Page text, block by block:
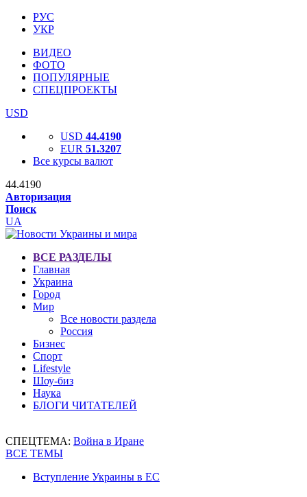
РУС
УКР
ВИДЕО
ФОТО
ПОПУЛЯРНЫЕ
СПЕЦПРОЕКТЫ
USD
USD 44.4190
EUR 51.3207
Все курсы валют
44.4190
Авторизация
Поиск
UA
ВСЕ РАЗДЕЛЫ
Главная
Украина
Город
Мир
Все новости раздела
Россия
Бизнес
Спорт
Lifestyle
Шоу-биз
Наука
БЛОГИ ЧИТАТЕЛЕЙ
СПЕЦТЕМА: Война в Иране
ВСЕ ТЕМЫ
Вступление Украины в ЕС